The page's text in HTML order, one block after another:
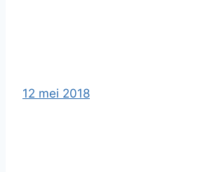
12 mei 2018